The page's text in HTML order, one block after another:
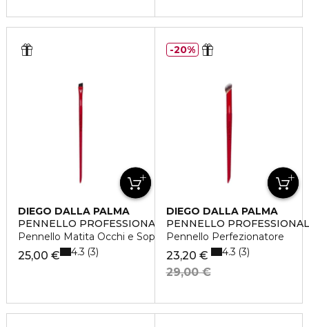
DIEGO DALLA PALMA
PENNELLO PROFESSIONALE
Pennello Matita Occhi e Sopracciglia
25,00 € 4.3 3
DIEGO DALLA PALMA
PENNELLO
Pennello Perfezionatore
23,20 €
29,00 €
4.3 3
20%